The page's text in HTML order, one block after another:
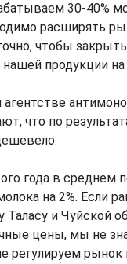
30-40%
расширять
чтобы
нашей продукции
что по
года в
на 2%. Если
Таласу и Чуйской
цены, мы не
регулируем